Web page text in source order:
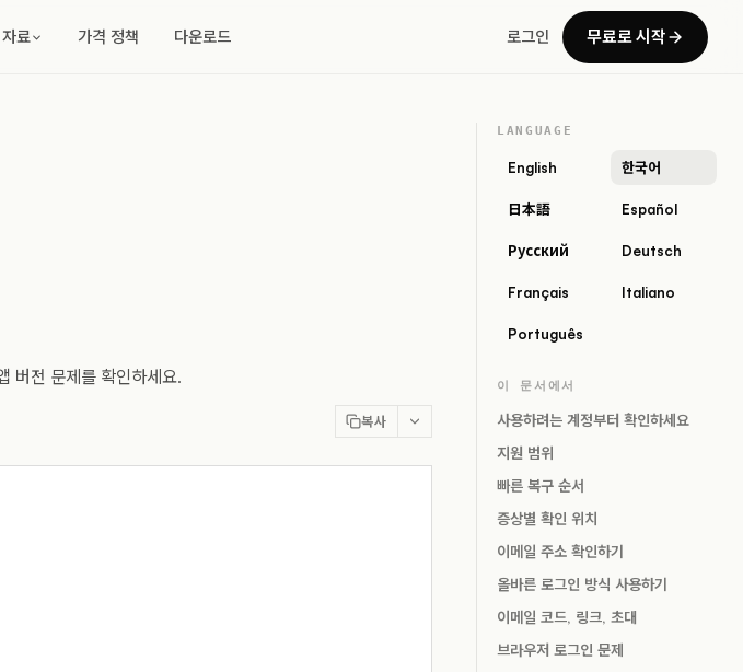
료 가격 정책 다운로드 로그인 무료로 시작
버전 문제를 확인하세요.
복사
LANGUAGE
English 한국어
日本語 Español
Русский Deutsch
Français Italiano
Português
이 문서에서
사용하려는 계정부터 확인하세요
지원 범위
빠른 복구 순서
증상별 확인 위치
이메일 주소 확인하기
올바른 로그인 방식 사용하기
이메일 코드, 링크, 초대
브라우저 로그인 문제